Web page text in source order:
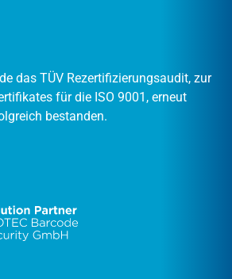
das TÜV Rezertifizierungsaudit, zur
für die ISO 9001, erneut
bestanden.